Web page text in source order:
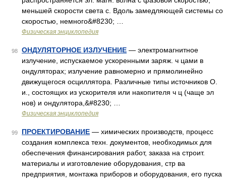
меньшей скорости света с. Вдоль замедляющей системы со
скоростью, немного&#8230; …
Физическая энциклопедия
98 ОНДУЛЯТОРНОЕ ИЗЛУЧЕНИЕ — электромагнитное
излучение, испускаемое ускоренными заряж. ч цами в
ондуляторах; излучение равномерно и прямолинейно
движущегося осциллятора. Различные типы источников О.
и., состоящих из ускорителя или накопителя ч ц (чаще эл
нов) и ондулятора,&#8230; …
Физическая энциклопедия
99 ПРОЕКТИРОВАНИЕ — химических производств, процесс
создания комплекса техн. документов, необходимых для
обеспечения финансирования работ, заказа на строит.
материалы и изготовление оборудования, стр ва
предприятия, монтажа приборов и оборудования, его пуска